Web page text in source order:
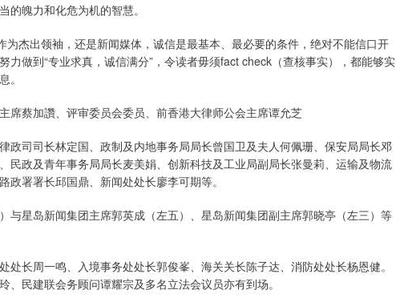
的魄力和化危为机的智慧。
为杰出领袖，还是新闻媒体，诚信是最基本、最必要的条件，绝对不能信口开
力做到“专业求真，诚信满分”，令读者毋须fact check（查核事实），都能够实
。
席蔡加讚、评审委员会委员、前香港大律师公会主席谭允芝
政司司长林定国、政制及内地事务局局长曾国卫及夫人何佩珊、保安局局长邓
民政及青年事务局局长麦美娟、创新科技及工业局副局长张曼莉、运输及物流
署署长邱国鼎、新闻处处长廖李可期等。
与星岛新闻集团主席郭英成（左五）、星岛新闻集团副主席郭晓亭（左三）等
处长周一鸣、入境事务处处长郭俊峯、海关关长陈子达、消防处处长杨恩健。
、民建联会务顾问谭耀宗及多名立法会议员亦有到场。